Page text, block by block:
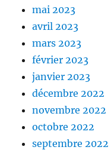
mai 2023
avril 2023
mars 2023
février 2023
janvier 2023
décembre 2022
novembre 2022
octobre 2022
septembre 2022